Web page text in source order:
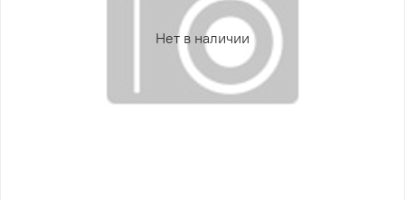
Нет в наличии